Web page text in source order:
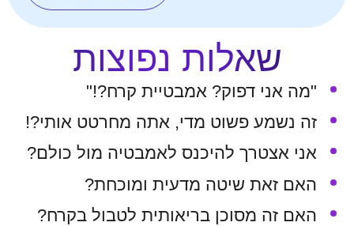
שאלות נפוצות
"מה אני דפוק? אמבטיית קרח?!"
זה נשמע פשוט מדי, אתה מחרטט אותי?!
אני אצטרך להיכנס לאמבטיה מול כולם?
האם זאת שיטה מדעית ומוכחת?
האם זה מסוכן בריאותית לטבול בקרח?